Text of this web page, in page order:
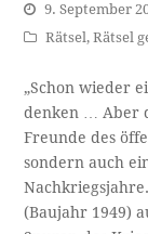
9. September
Rätsel,Rätsel
„Schon wieder
denken … Aber
Freunde des
sondern auch
(Baujahr 1949)